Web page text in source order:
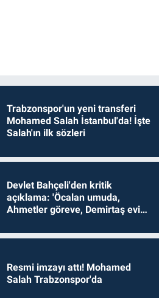
Trabzonspor'un yeni transferi
Mohamed Salah İstanbul'da! İşte
Salah'ın ilk sözleri
Devlet Bahçeli'den kritik
açıklama: 'Öcalan umuda,
Ahmetler göreve, Demirtaş evine
Resmi imzayı attı! Mohamed
Salah Trabzonspor'da